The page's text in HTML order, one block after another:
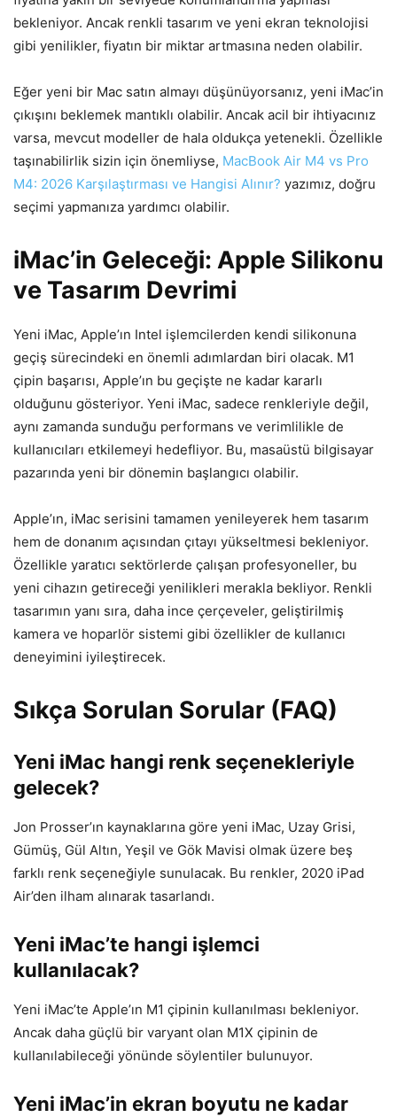
bekleniyor. Ancak renkli tasarım ve yeni ekran teknolojisi
gibi yenilikler, fiyatın bir miktar artmasına neden olabilir.
Eğer yeni bir Mac satın almayı düşünüyorsanız, yeni iMac’in
çıkışını beklemek mantıklı olabilir. Ancak acil bir ihtiyacınız
varsa, mevcut modeller de hala oldukça yetenekli. Özellikle
taşınabilirlik sizin için önemliyse, MacBook Air M4 vs Pro
M4: 2026 Karşılaştırması ve Hangisi Alınır? yazımız, doğru
seçimi yapmanıza yardımcı olabilir.
iMac’in Geleceği: Apple Silikonu
ve Tasarım Devrimi
Yeni iMac, Apple’ın Intel işlemcilerden kendi silikonuna
geçiş sürecindeki en önemli adımlardan biri olacak. M1
çipin başarısı, Apple’ın bu geçişte ne kadar kararlı
olduğunu gösteriyor. Yeni iMac, sadece renkleriyle değil,
aynı zamanda sunduğu performans ve verimlilikle de
kullanıcıları etkilemeyi hedefliyor. Bu, masaüstü bilgisayar
pazarında yeni bir dönemin başlangıcı olabilir.
Apple’ın, iMac serisini tamamen yenileyerek hem tasarım
hem de donanım açısından çıtayı yükseltmesi bekleniyor.
Özellikle yaratıcı sektörlerde çalışan profesyoneller, bu
yeni cihazın getireceği yenilikleri merakla bekliyor. Renkli
tasarımın yanı sıra, daha ince çerçeveler, geliştirilmiş
kamera ve hoparlör sistemi gibi özellikler de kullanıcı
deneyimini iyileştirecek.
Sıkça Sorulan Sorular (FAQ)
Yeni iMac hangi renk seçenekleriyle
gelecek?
Jon Prosser’ın kaynaklarına göre yeni iMac, Uzay Grisi,
Gümüş, Gül Altın, Yeşil ve Gök Mavisi olmak üzere beş
farklı renk seçeneğiyle sunulacak. Bu renkler, 2020 iPad
Air’den ilham alınarak tasarlandı.
Yeni iMac’te hangi işlemci
kullanılacak?
Yeni iMac’te Apple’ın M1 çipinin kullanılması bekleniyor.
Ancak daha güçlü bir varyant olan M1X çipinin de
kullanılabileceği yönünde söylentiler bulunuyor.
Yeni iMac’in ekran boyutu ne kadar